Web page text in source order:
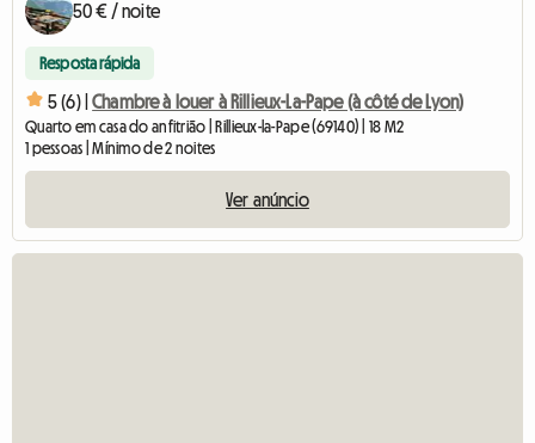
50 € / noite
Resposta rápida
5 (6) | Chambre à louer à Rillieux-La-Pape (à côté de Lyon)
Quarto em casa do anfitrião | Rillieux-la-Pape (69140) | 18 M2
1 pessoas | Mínimo de 2 noites
Ver anúncio